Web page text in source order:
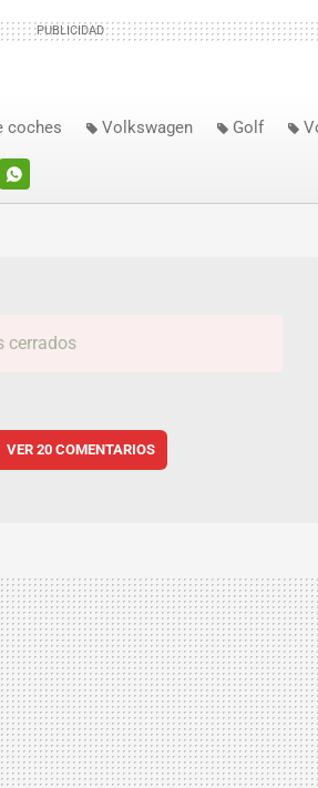
WHATSAPP
coches Volkswagen Golf
cerrados
VER 20 COMENTARIOS